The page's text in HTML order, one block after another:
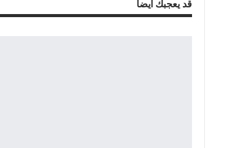
قد يعجبك ايضا